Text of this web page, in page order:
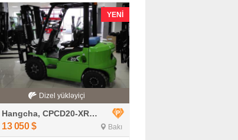
YENI
Dizel yükləyiçi
Hangcha, CPCD20-XRG2
13 050 $ Bakı